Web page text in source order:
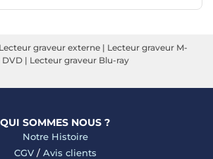
Lecteur graveur externe | Lecteur graveur M-
DVD | Lecteur graveur Blu-ray
QUI SOMMES NOUS ?
Notre Histoire
CGV/ Avis clients